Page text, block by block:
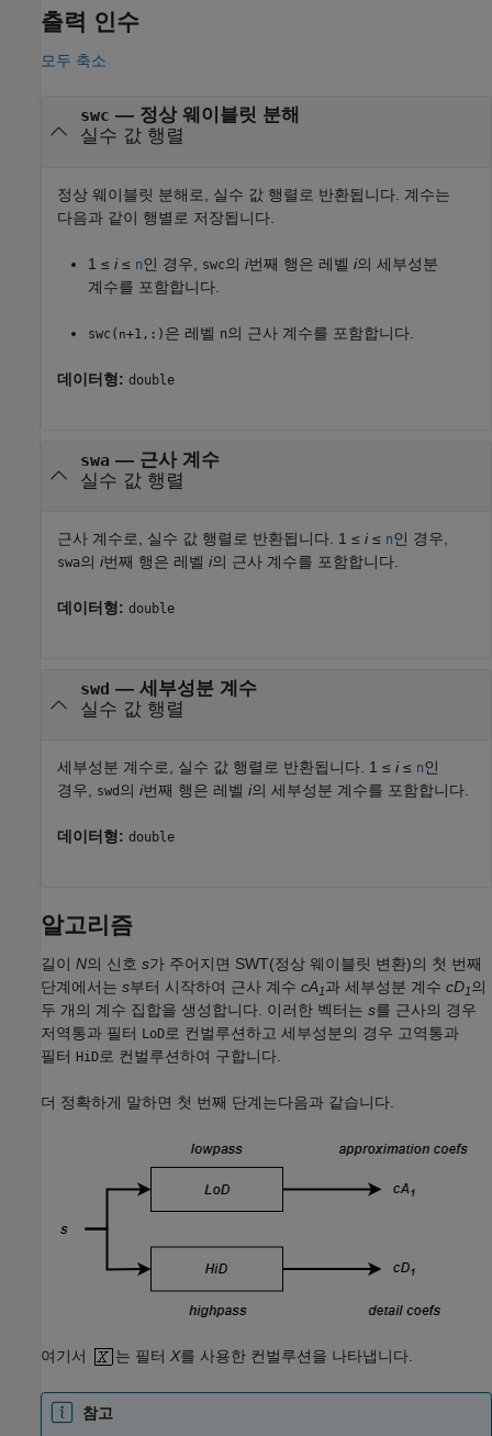
출력 인수
모두 축소
swc — 정상 웨이블릿 분해
실수 값 행렬
정상 웨이블릿 분해로, 실수 값 행렬로 반환됩니다. 계수는
다음과 같이 행별로 저장됩니다.
1 ≤ i≤ n인 경우, swc의 i번째 행은 레벨 i의 세부성분
계수를 포함합니다.
swc( n+1,:) 은 레벨 n의 근사 계수를 포함합니다.
데이터형: double
swa — 근사 계수
실수 값 행렬
근사 계수로, 실수 값 행렬로 반환됩니다. 1 ≤ i≤ n인 경우,
swa의 i번째 행은 레벨 i의 근사 계수를 포함합니다.
데이터형: double
swd — 세부성분 계수
실수 값 행렬
세부성분 계수로, 실수 값 행렬로 반환됩니다. 1 ≤ i≤ n인
경우,
swd 의 i번째 행은 레벨 i의 세부성분 계수를 포함합니다.
데이터형: double
알고리즘
길이 N의 신호 s가 주어지면 SWT(정상 웨이블릿 변환)의 첫 번째
단계에서는 s부터 시작하여 근사 계수 cA1과 세부성분 계수 cD1의
두 개의 계수 집합을 생성합니다. 이러한 벡터는 s를 근사의 경우
저역통과 필터 LoD로 컨벌루션하고 세부성분의 경우 고역통과
필터 HiD로 컨벌루션하여 구합니다.
더 정확하게 말하면 첫 번째 단계는다음과 같습니다.
여기서 는 필터 X를 사용한 컨벌루션을 나타냅니다.
참고